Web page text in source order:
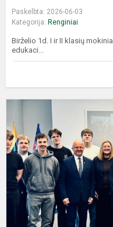
Paskelbta: 2026-06-03
Kategorija: Renginiai
Birželio 1d. I ir II klasių
edukaci...